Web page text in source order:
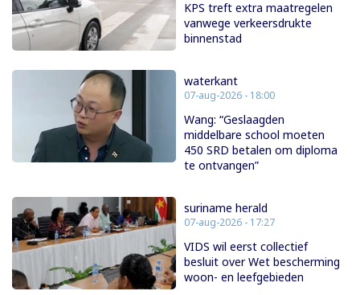
KPS treft extra maatregelen
vanwege verkeersdrukte
binnenstad
waterkant
07-aug-2026 - 18:00
Wang: “Geslaagden
middelbare school moeten
450 SRD betalen om diploma
te ontvangen”
suriname herald
07-aug-2026 - 17:27
VIDS wil eerst collectief
besluit over Wet bescherming
woon- en leefgebieden